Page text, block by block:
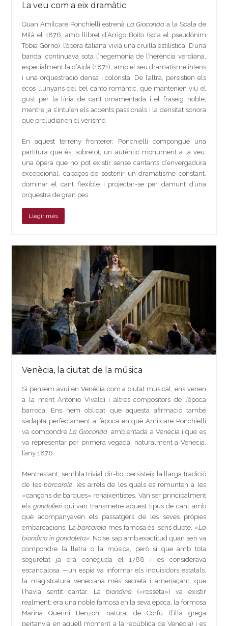
La veu com a eix dramàtic
Quan Amilcare Ponchielli estrenà La Gioconda a la Scala de
Milà el 1876, amb llibret d’Arrigo Boito (sota el pseudònim
Tobia Gorrio), l’òpera italiana vivia una cruïlla estilística. D’una
banda, continuava sota l’hegemonia de l’herència verdiana,
especialment la d’Aida (1871), amb el seu dramatisme intens
i una orquestració densa i colorista. De l’altra, persistien els
ecos llunyans del bel canto romàntic, que mantenien viu el
gust per la línia de cant ornamentada i el fraseig noble,
mentre ja s’intuïen els accents passionals i la densitat sonora
que preludiarien el verisme.
En aquest terreny fronterer, Ponchielli compongué una
partitura que és, sobretot, un autèntic monument a la veu:
una òpera que no pot existir sense cantants d’envergadura
excepcional, capaços de sostenir un dramatisme constant,
dominar el cant flexible i projectar-se per damunt d’una
orquestra de gran pes.
Llegir més
Venècia, la ciutat de la música
Si pensem avui en Venècia com a ciutat musical, ens venen
a la ment Antonio Vivaldi i altres compositors de l’època
barroca. Ens hem oblidat que aquesta afirmació també
s’adapta perfectament a l’època en què Amilcare Ponchielli
va compondre La Gioconda, ambientada a Venècia i que es
va representar per primera vegada, naturalment a Venècia,
l’any 1876.
Mentrestant, sembla trivial dir-ho, persisteix la llarga tradició
de les barcarole, les arrels de les quals es remunten a les
«cançons de barques» renaixentistes. Van ser principalment
elsgondolieri qui van transmetre aquest tipus de cant amb
què acompanyaven els passatgers de les seves pròpies
embarcacions. Labarcarola més famosa és, sens dubte, «La
biondina in gondoleta». No se sap amb exactitud quan se’n va
compondre la lletra o la música, però sí que amb tota
seguretat ja era coneguda el 1788 i es considerava
escandalosa —un espia va informar els inquisidors estatals,
la magistratura veneciana més secreta i amenaçant, que
l’havia sentit cantar. Labiondina («rosseta») va existir
realment: era una noble famosa en la seva època, la formosa
Marina Querini Benzon, natural de Corfú (l’illa grega
pertanyia en aquell moment a la república de Venècia) i es